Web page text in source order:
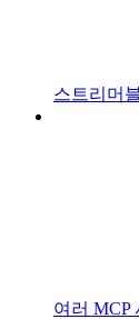
스트리머
여러 MCP